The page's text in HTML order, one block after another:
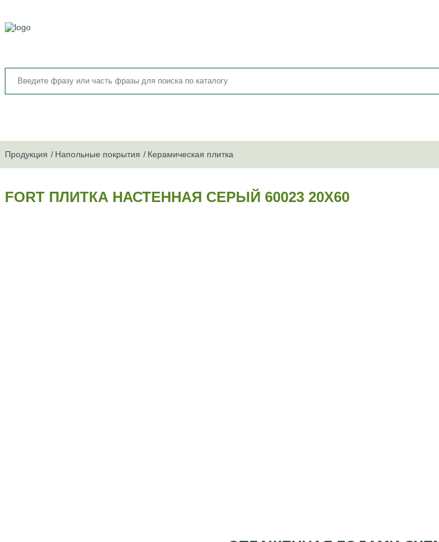
Продукция Напольные покрытия Керамическая плитка
FORT ПЛИТКА НАСТЕННАЯ СЕРЫЙ 60023 20Х60